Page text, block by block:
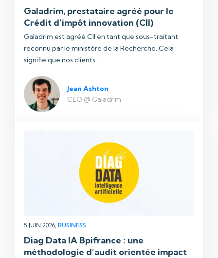
Galadrim, prestataire agréé pour le
Crédit d’impôt innovation (CII)
Galadrim est agréé CII en tant que sous-traitant
reconnu par le ministère de la Recherche. Cela
signifie que nos clients ...
Jean Ashton
CEO @ Galadrim
5 JUIN 2026, BUSINESS
Diag Data IA Bpifrance : une
méthodologie d’audit orientée impact